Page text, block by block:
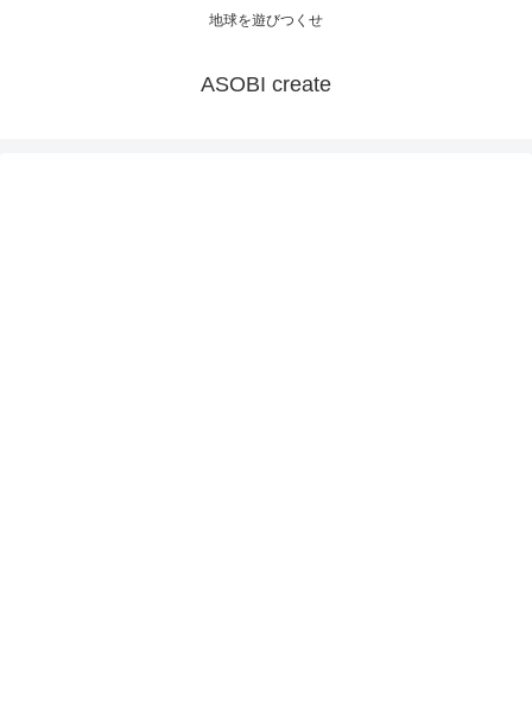
地球を遊びつくせ
ASOBI create